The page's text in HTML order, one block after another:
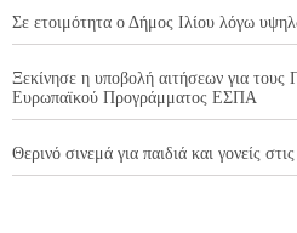
Σε ετοιμότητα ο Δήμος Ιλίου λόγω
Ξεκίνησε η υποβολή αιτήσεων για
Ευρωπαϊκού Προγράμματος ΕΣΠΑ
Θερινό σινεμά για παιδιά και γονείς